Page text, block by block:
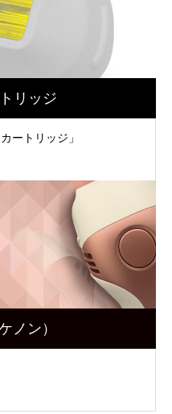
リッジ
ートリッジ」
ノン）